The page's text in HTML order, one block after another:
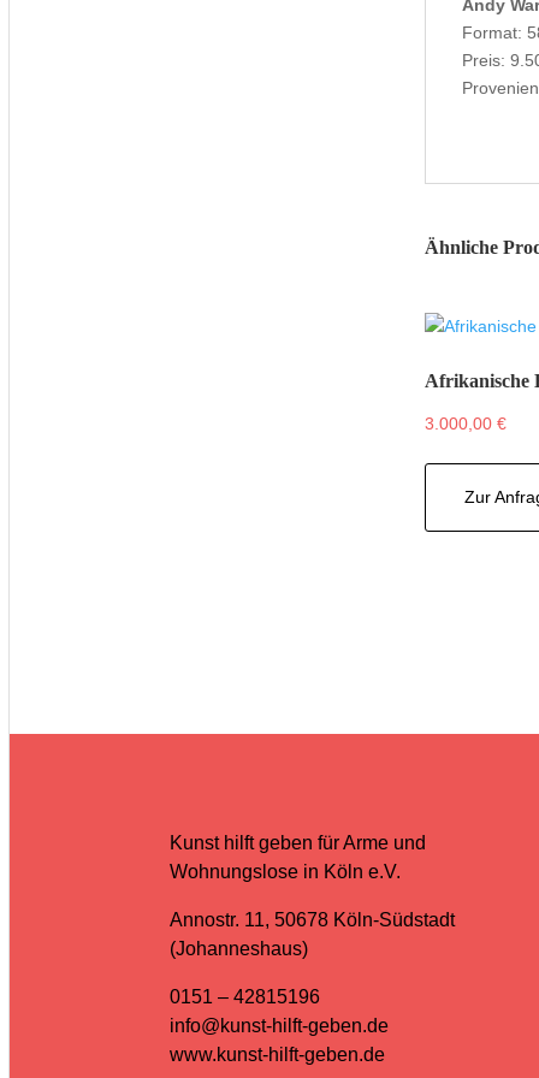
Andy
Format:
Preis:
Ähnliche
Afrikanische
3.000,00€
Zur
Kunst hilft geben für Arme und
Wohnungslose in Köln e.V.
Annostr. 11, 50678 Köln-Südstadt
(Johanneshaus)
0151 – 42815196
info@kunst-hilft-geben.de
www.kunst-hilft-geben.de